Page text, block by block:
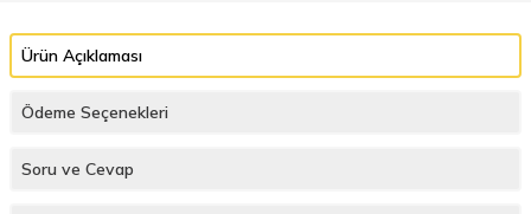
Ürün Açıklaması
Ödeme Seçenekleri
Soru ve Cevap